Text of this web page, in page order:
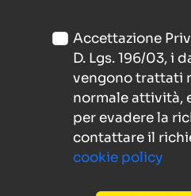
Accettazione
D. Lgs. 196/03, i
vengono trattati
normale attività,
per evadere la
contattare il
cookie policy